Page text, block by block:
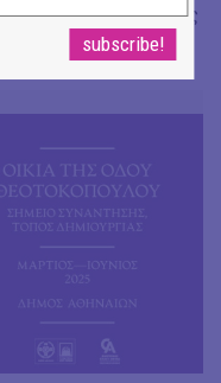
γεμάτο ψυχή ακριβώς